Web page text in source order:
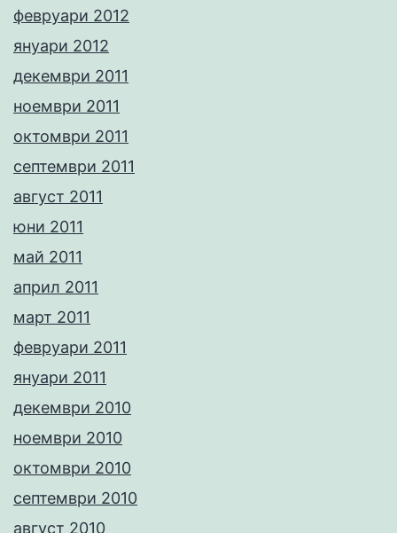
февруари 2012
януари 2012
декември 2011
ноември 2011
октомври 2011
септември 2011
август 2011
юни 2011
май 2011
април 2011
март 2011
февруари 2011
януари 2011
декември 2010
ноември 2010
октомври 2010
септември 2010
август 2010